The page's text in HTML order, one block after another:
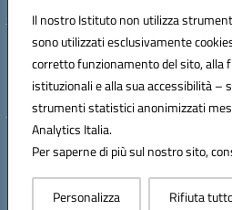
Il nostro Istituto non utilizza
sono utilizzati esclusivamente
corretto funzionamento del sito, alla
istituzionali e alla sua accessibilità –
strumenti statistici anonimizzati
Analytics Italia.
Per saperne di più sul nostro sito,
Personalizza Rifiuta
Via Luna e Sole, 44 07100, Sassari -
- Mail: ssvc010009@istruzione.it - PEC:
- C.F. / P.IVA Convitto 80000150906 -
Hosting & Powered by
Concept & Design by